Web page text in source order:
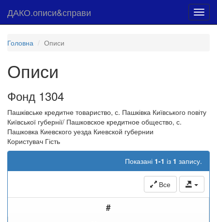
ДАКО.описи&справи
Головна Описи
Описи
Фонд 1304
Пашківське кредитне товариство, с. Пашківка Київського повіту
Київської губернії/ Пашковское кредитное общество, с.
Пашковка Киевского уезда Киевской губернии
Користувач Гість
Показані 1-1 із 1 запису.
Все
#